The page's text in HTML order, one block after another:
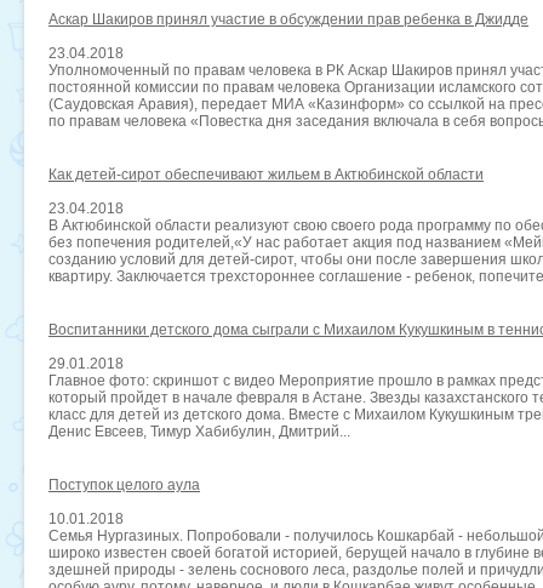
Аскар Шакиров принял участие в обсуждении прав ребенка в Джидде
23.04.2018
Уполномоченный по правам человека в РК Аскар Шакиров принял
постоянной комиссии по правам человека Организации исламского
(Саудовская Аравия), передает МИА «Казинформ» со ссылкой на
по правам человека «Повестка дня заседания включала в себя
Как детей-сирот обеспечивают жильем в Актюбинской области
23.04.2018
В Актюбинской области реализуют свою своего рода программу по
без попечения родителей,«У нас работает акция под названием
созданию условий для детей-сирот, чтобы они после завершения
квартиру. Заключается трехстороннее соглашение - ребенок,
Воспитанники детского дома сыграли с Михаилом Кукушкиным в
29.01.2018
Главное фото: скриншот с видео Мероприятие прошло в рамках
который пройдет в начале февраля в Астане. Звезды казахстанского
класс для детей из детского дома. Вместе с Михаилом Кукушкиным
Денис Евсеев, Тимур Хабибулин, Дмитрий...
Поступок целого аула
10.01.2018
Семья Нургазиных. Попробовали - получилось Кошкарбай -
широко известен своей богатой историей, берущей начало в глубине
здешней природы - зелень соснового леса, раздолье полей и